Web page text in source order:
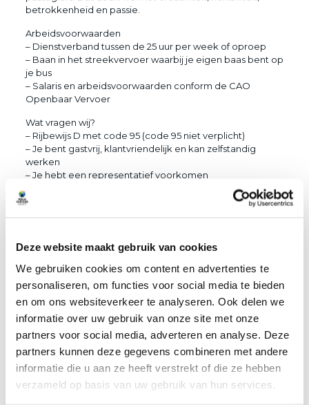
Deze website maakt gebruik van cookies
We gebruiken cookies om content en advertenties te
personaliseren, om functies voor social media te bieden
en om ons websiteverkeer te analyseren. Ook delen we
informatie over uw gebruik van onze site met onze
partners voor social media, adverteren en analyse. Deze
partners kunnen deze gegevens combineren met andere
informatie die u aan ze heeft verstrekt of die ze hebben
verzameld op basis van uw gebruik van hun services.
betrokkenheid en passie.
Arbeidsvoorwaarden
– Dienstverband tussen de 25 uur per week of oproep
– Baan in het streekvervoer waarbij je eigen baas bent op
je bus
– Salaris en arbeidsvoorwaarden conform de CAO
Openbaar Vervoer
Wat vragen wij?
– Rijbewijs D met code 95 (code 95 niet verplicht)
– Je bent gastvrij, klantvriendelijk en kan zelfstandig
werken
– Je hebt een representatief voorkomen
Ben je geïnteresseerd? Solliciteer! Of heb je vragen
neem gerust contact op. Stuur jouw sollicitatie met CV
Delen
Sandra Hage